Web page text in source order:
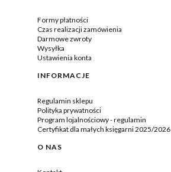
Formy płatności
Czas realizacji zamówienia
Darmowe zwroty
Wysyłka
Ustawienia konta
INFORMACJE
Regulamin sklepu
Polityka prywatności
Program lojalnościowy - regulamin
Certyfikat dla małych księgarni 2025/2026
O NAS